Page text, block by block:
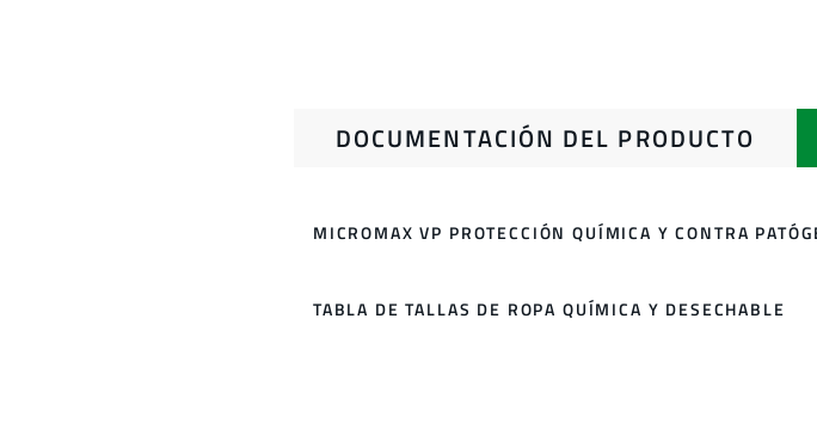
DOCUMENTACIÓN DEL PRODUCTO
MICROMAX VP PROTECCIÓN QUÍMICA Y CONTRA
TABLA DE TALLAS DE ROPA QUÍMICA Y DESECHABLE